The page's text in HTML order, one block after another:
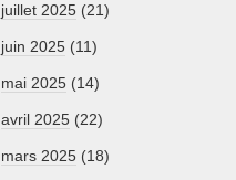
juillet 2025 (21)
juin 2025 (11)
mai 2025 (14)
avril 2025 (22)
mars 2025 (18)